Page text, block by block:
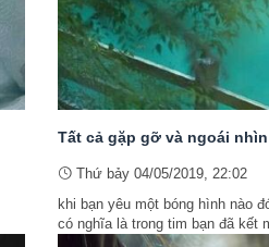
Tất cả gặp gỡ và ngoái
Thứ bảy 04/05/2019, 22:02
khi bạn yêu một bóng hình nào
có nghĩa là trong tim bạn đã kết